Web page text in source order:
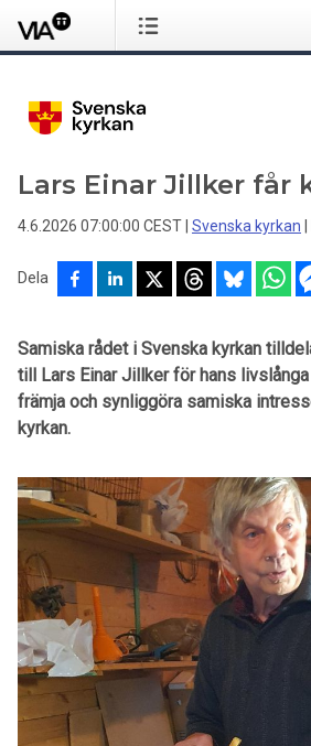
Lars Einar Jillker får
4.6.2026 07:00:00 CEST Svenska kyrkan
Dela
Samiska rådet i Svenska kyrkan
till Lars Einar Jillker för hans
främja och synliggöra samiska
kyrkan.